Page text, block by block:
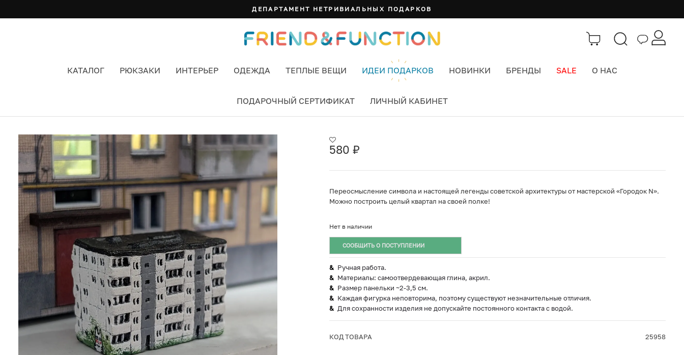
ДЕПАРТАМЕНТ НЕТРИВИАЛЬНЫХ ПОДАРКОВ
КАТАЛОГ РЮКЗАКИ ИНТЕРЬЕР ОДЕЖДА ТЕПЛЫЕ ВЕЩИ ИДЕИ ПОДАРКОВ НОВИНКИ БРЕНДЫ SALE О НАС
ПОДАРОЧНЫЙ СЕРТИФИКАТ ЛИЧНЫЙ КАБИНЕТ
580 ₽
Переосмысление символа и настоящей легенды советской архитектуры от мастерской «Городок N».
Можно построить целый квартал на своей полке!
Нет в наличии
СООБЩИТЬ О ПОСТУПЛЕНИИ
Ручная работа.
Материалы: самоотвердевающая глина, акрил.
Размер панельки ~2-3,5 см.
Каждая фигурка неповторима, поэтому существуют незначительные отличия.
Для сохранности изделия не допускайте постоянного контакта с водой.
КОД ТОВАРА 25958